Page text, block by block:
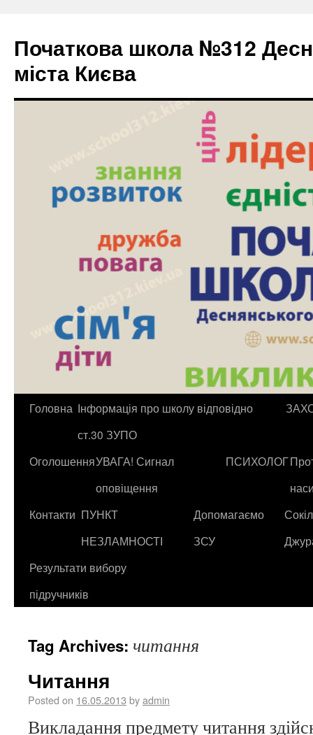
Початкова школа №312
міста Києва
Головна Інформація про школу відповідно
ст.30 ЗУПО
ОголошенняУВАГА! Сигнал
оповіщення
ПСИХОЛОГ
Контакти ПУНКТ
НЕЗЛАМНОСТІ
Допомагаємо
ЗСУ
Сокіл
Результати вибору
підручників
Tag Archives: читання
Читання
Posted on 16.05.2013 byadmin
Викладання предмету читання